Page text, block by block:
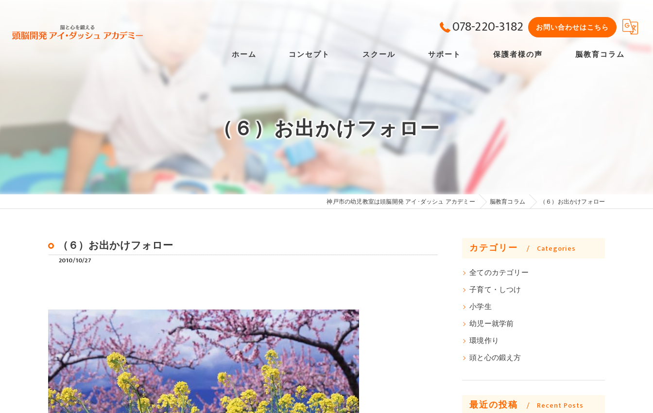
078-220-3182 お問い合わせはこちら
ホーム コンセプト スクール サポート 保護者様の声
よくある質問
脳教育コラム
（６）お出かけフォロー
神戸市の幼児教室は頭脳開発 アイ･ダッシュ アカデミー 脳教育コラム （６）お出かけフォロー
（６）お出かけフォロー
2010/10/27
カテゴリー Categories
全てのカテゴリー
子育て・しつけ
小学生
幼児ー就学前
環境作り
頭と心の鍛え方
最近の投稿 Recent Posts